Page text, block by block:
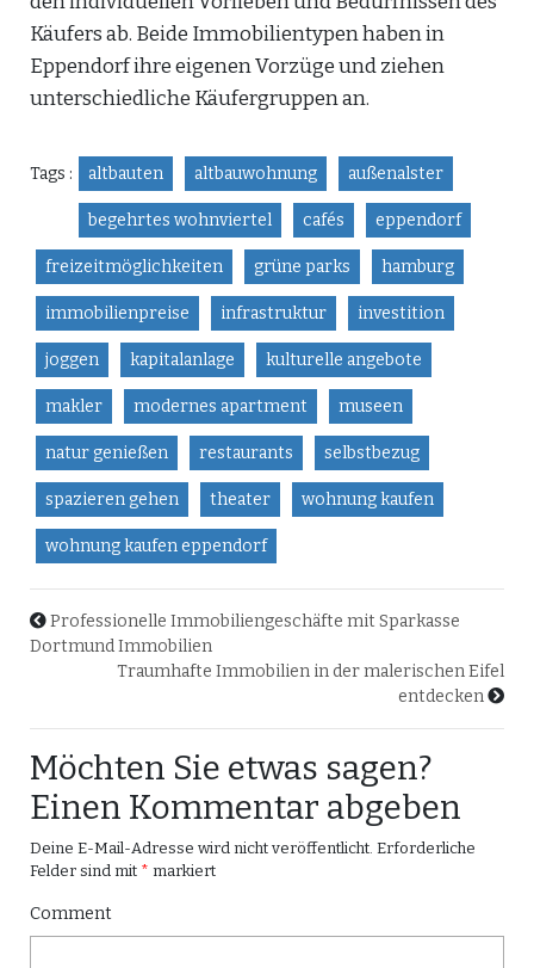
Käufers ab. Beide Immobilientypen haben in
Eppendorf ihre eigenen Vorzüge und ziehen
unterschiedliche Käufergruppen an.
Tags : altbauten altbauwohnung außenalster
begehrtes wohnviertel cafés eppendorf
freizeitmöglichkeiten grüne parks hamburg
immobilienpreise infrastruktur investition
joggen kapitalanlage kulturelle angebote
makler modernes apartment museen
natur genießen restaurants selbstbezug
spazieren gehen theater wohnung kaufen
wohnung kaufen eppendorf
Professionelle Immobiliengeschäfte mit Sparkasse
Dortmund Immobilien
Traumhafte Immobilien in der malerischen Eifel
entdecken
Möchten Sie etwas sagen?
Einen Kommentar abgeben
Deine E-Mail-Adresse wird nicht veröffentlicht. Erforderliche
Felder sind mit * markiert
Comment